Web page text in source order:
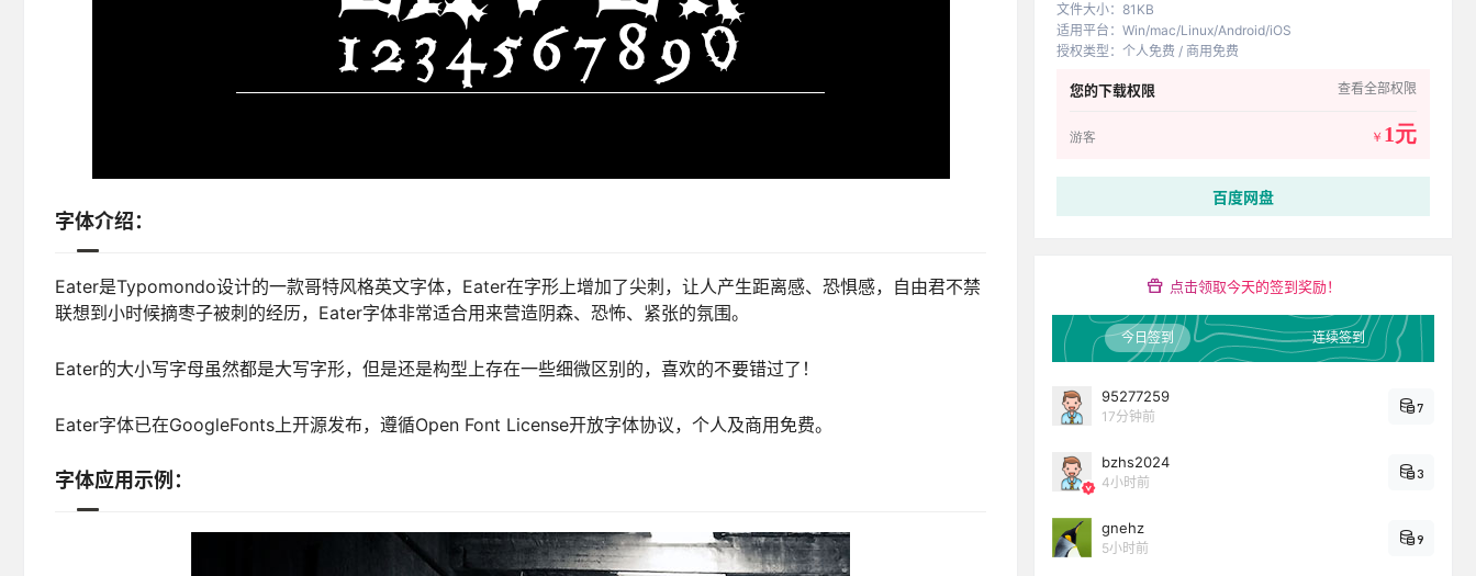
字体介绍：
Eater是Typomondo设计的一款哥特风格英文字体，Eater在字形上增加了尖刺，让人产生距离感、恐惧感，自由君不禁
联想到小时候摘枣子被刺的经历，Eater字体非常适合用来营造阴森、恐怖、紧张的氛围。
Eater的大小写字母虽然都是大写字形，但是还是构型上存在一些细微区别的，喜欢的不要错过了！
Eater字体已在GoogleFonts上开源发布，遵循Open Font License开放字体协议，个人及商用免费。
字体应用示例：
文件大小： 81KB
适用平台 ： Win/mac/Linux/Android/iOS
授权类型 ： 个人免费 / 商用免费
您的下载权限 查看全部权限
游客 ￥ 1元
百度网盘
点击领取今天的签到奖励！
今日签到 连续签到
95277259
17分钟前
7
bzhs2024
4小时前
3
gnehz
5小时前
9